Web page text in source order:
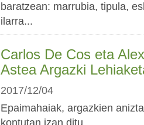
baratzean: marrubia, tipula,
ilarra...
Carlos De Cos eta
Astea Argazki
2017/12/04
Epaimahaiak, argazkien
kontutan izan ditu